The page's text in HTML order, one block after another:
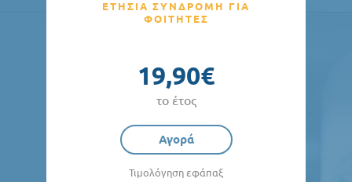
ΕΤΗΣΙΑ ΣΥΝΔΡΟΜΗ ΓΙΑ
ΦΟΙΤΗΤΕΣ
19,90€
το έτος
Αγορά
Τιμολόγηση εφάπαξ